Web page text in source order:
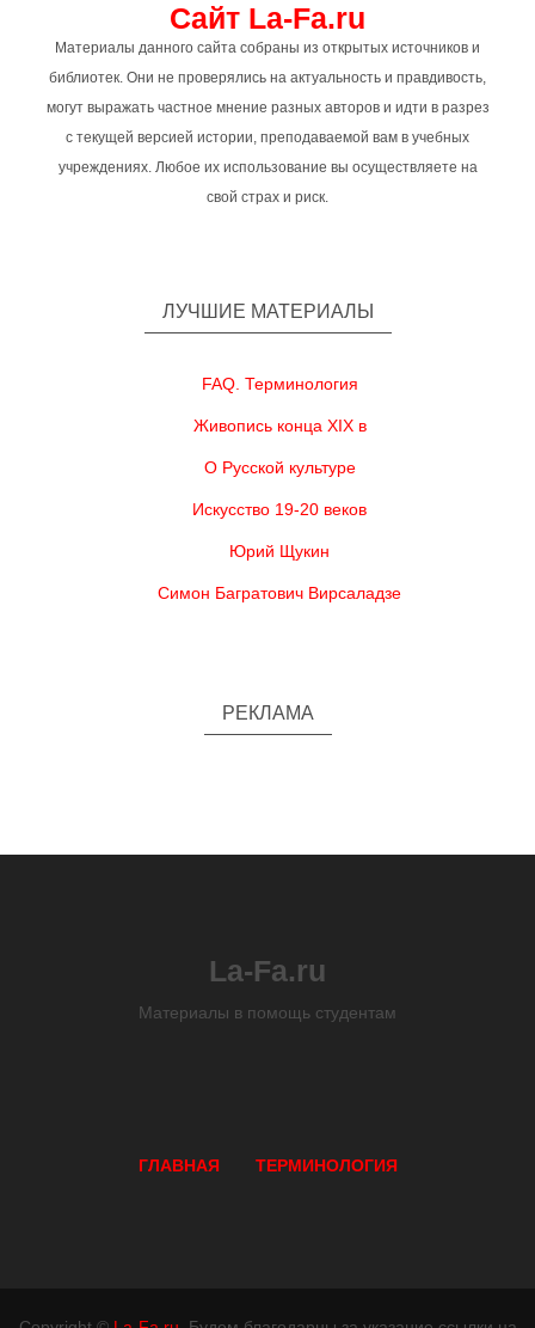
Сайт La-Fa.ru
Материалы данного сайта собраны из открытых источников и
библиотек. Они не проверялись на актуальность и правдивость,
могут выражать частное мнение разных авторов и идти в разрез
с текущей версией истории, преподаваемой вам в учебных
учреждениях. Любое их использование вы осуществляете на
свой страх и риск.
ЛУЧШИЕ МАТЕРИАЛЫ
FAQ. Терминология
Живопись конца XIX в
О Русской культуре
Искусство 19-20 веков
Юрий Щукин
Симон Багратович Вирсаладзе
РЕКЛАМА
La-Fa.ru
Материалы в помощь студентам
ГЛАВНАЯ ТЕРМИНОЛОГИЯ